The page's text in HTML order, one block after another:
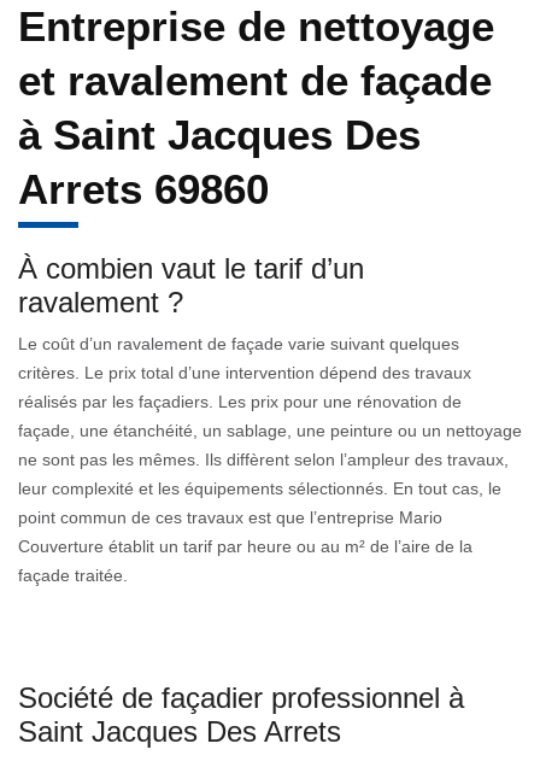
Entreprise de nettoyage
et ravalement de façade
à Saint Jacques Des
Arrets 69860
À combien vaut le tarif d’un
ravalement ?
Le coût d’un ravalement de façade varie suivant quelques
critères. Le prix total d’une intervention dépend des travaux
réalisés par les façadiers. Les prix pour une rénovation de
façade, une étanchéité, un sablage, une peinture ou un nettoyage
ne sont pas les mêmes. Ils diffèrent selon l’ampleur des travaux,
leur complexité et les équipements sélectionnés. En tout cas, le
point commun de ces travaux est que l’entreprise Mario
Couverture établit un tarif par heure ou au m² de l’aire de la
façade traitée.
Société de façadier professionnel à
Saint Jacques Des Arrets